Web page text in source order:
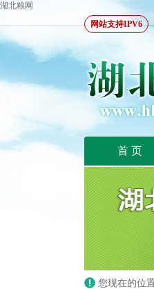
湖北粮网
网站支持IPV6
首 页
您现在的位